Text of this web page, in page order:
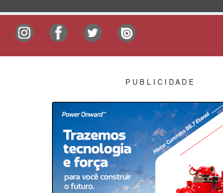
P U B L I C I D A D E